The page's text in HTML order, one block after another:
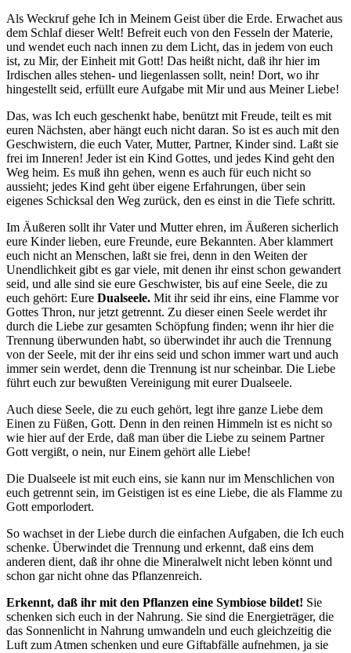
Als Weckruf gehe Ich in Meinem Geist über die Erde. Erwachet aus
dem Schlaf dieser Welt! Befreit euch von den Fesseln der Materie,
und wendet euch nach innen zu dem Licht, das in jedem von euch
ist, zu Mir, der Einheit mit Gott! Das heißt nicht, daß ihr hier im
Irdischen alles stehen- und liegenlassen sollt, nein! Dort, wo ihr
hingestellt seid, erfüllt eure Aufgabe mit Mir und aus Meiner Liebe!
Das, was Ich euch geschenkt habe, benützt mit Freude, teilt es mit
euren Nächsten, aber hängt euch nicht daran. So ist es auch mit den
Geschwistern, die euch Vater, Mutter, Partner, Kinder sind. Laßt sie
frei im Inneren! Jeder ist ein Kind Gottes, und jedes Kind geht den
Weg heim. Es muß ihn gehen, wenn es auch für euch nicht so
aussieht; jedes Kind geht über eigene Erfahrungen, über sein
eigenes Schicksal den Weg zurück, den es einst in die Tiefe schritt.
Im Äußeren sollt ihr Vater und Mutter ehren, im Äußeren sicherlich
eure Kinder lieben, eure Freunde, eure Bekannten. Aber klammert
euch nicht an Menschen, laßt sie frei, denn in den Weiten der
Unendlichkeit gibt es gar viele, mit denen ihr einst schon gewandert
seid, und alle sind sie eure Geschwister, bis auf eine Seele, die zu
euch gehört: Eure Dualseele. Mit ihr seid ihr eins, eine Flamme vor
Gottes Thron, nur jetzt getrennt. Zu dieser einen Seele werdet ihr
durch die Liebe zur gesamten Schöpfung finden; wenn ihr hier die
Trennung überwunden habt, so überwindet ihr auch die Trennung
von der Seele, mit der ihr eins seid und schon immer wart und auch
immer sein werdet, denn die Trennung ist nur scheinbar. Die Liebe
führt euch zur bewußten Vereinigung mit eurer Dualseele.
Auch diese Seele, die zu euch gehört, legt ihre ganze Liebe dem
Einen zu Füßen, Gott. Denn in den reinen Himmeln ist es nicht so
wie hier auf der Erde, daß man über die Liebe zu seinem Partner
Gott vergißt, o nein, nur Einem gehört alle Liebe!
Die Dualseele ist mit euch eins, sie kann nur im Menschlichen von
euch getrennt sein, im Geistigen ist es eine Liebe, die als Flamme zu
Gott emporlodert.
So wachset in der Liebe durch die einfachen Aufgaben, die Ich euch
schenke. Überwindet die Trennung und erkennt, daß eins dem
anderen dient, daß ihr ohne die Mineralwelt nicht leben könnt und
schon gar nicht ohne das Pflanzenreich.
Erkennt, daß ihr mit den Pflanzen eine Symbiose bildet! Sie
schenken sich euch in der Nahrung. Sie sind die Energieträger, die
das Sonnenlicht in Nahrung umwandeln und euch gleichzeitig die
Luft zum Atmen schenken und eure Giftabfälle aufnehmen, ja sie